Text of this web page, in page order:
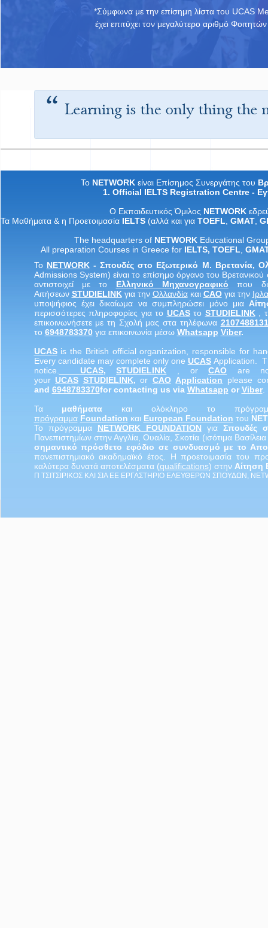
*Σύμφωνα με την επίσημη λίστα του UCAS
έχει επιτύχει τον μεγαλύτερο αριθμό
Το NETWORKείναι Επίσημος Συνεργάτης του
1. Official IELTS Registration Centre -
Ο Εκπαιδευτικός Όμιλος NETWORK
Τα Mαθήματα & η Προετοιμασία IELTS (αλλά και για TOEFL GMAT
The headquarters of NETWORKEducational
All preparation Courses in Greece for IELTS, TOEFL GMA
Το NETWORK- Σπουδές στο Εξωτερικό Μ. Βρετανία,
Admissions System) είναι το επίσημο όργανο του
αντιστοιχεί με το Ελληνικό Μηχανογραφικό που
Αιτήσεων STUDIELINK για την Ολλανδίακαι CAO για την
υποψήφιος έχει δικαίωμα να συμπληρώσει μόνο μια
περισσότερες πληροφορίες για το UCASτο STUDIELINK
,
επικοινωνήσετε με τη Σχολή μας στα τηλέφωνα 2107488131
το 6948783370για επικοινωνία μέσω Whatsapp Viber.
UCASis the British official organization, responsible for
Every candidate may complete only one UCAS Application.
notice.
UCAS,STUDIELINK , orCAO are
your UCAS STUDIELINK,or CAO Application please
and 6948783370for contacting us via Whatsapp orViber.
Τα μαθήματα και ολόκληρο το
πρόγραμμα Foundation και European Foundation του
Το πρόγραμμα NETWORKFOUNDATION για Σπουδές
Πανεπιστημίων στην Αγγλία, Ουαλία, Σκοτία (ισότιμα
σημαντικό πρόσθετο εφόδιο σε συνδυασμό με το
πανεπιστημιακό ακαδημαϊκό έτος. Η προετοιμασία του
καλύτερα δυνατά αποτελέσματα (qualifications) στην Αίτηση
Π ΤΣΙΤΣΙΡΙΚΟΣ ΚΑΙ ΣΙΑ ΕΕ ΕΡΓΑΣΤΗΡΙΟ ΕΛΕΥΘΕΡΩΝ ΣΠΟΥΔΩΝ,